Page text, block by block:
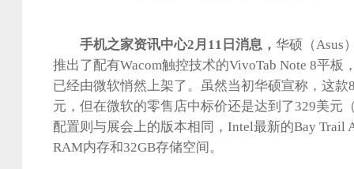
手机之家资讯中心2月11日消息， 华硕（Asus
推出了配有Wacom触控技术的VivoTab Note 8平板
已经由微软悄然上架了。虽然当初华硕宣称，这款
元，但在微软的零售店中标价还是达到了329美元
配置则与展会上的版本相同，Intel最新的Bay Trail
RAM内存和32GB存储空间。